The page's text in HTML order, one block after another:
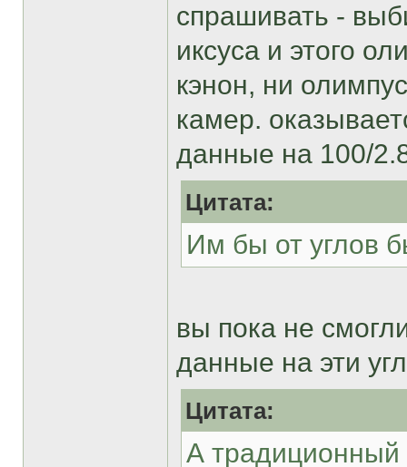
спрашивать -
иксуса и этого
кэнон, ни
камер.
данные на 100/
Цитата:
Им бы от углов
вы пока не
данные на эти
Цитата:
А традиционный